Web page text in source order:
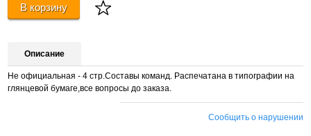
В корзину
Описание
Не официальная - 4 стр.Составы команд. Распечатана в типографии на
глянцевой бумаге,все вопросы до заказа.
Сообщить о нарушении